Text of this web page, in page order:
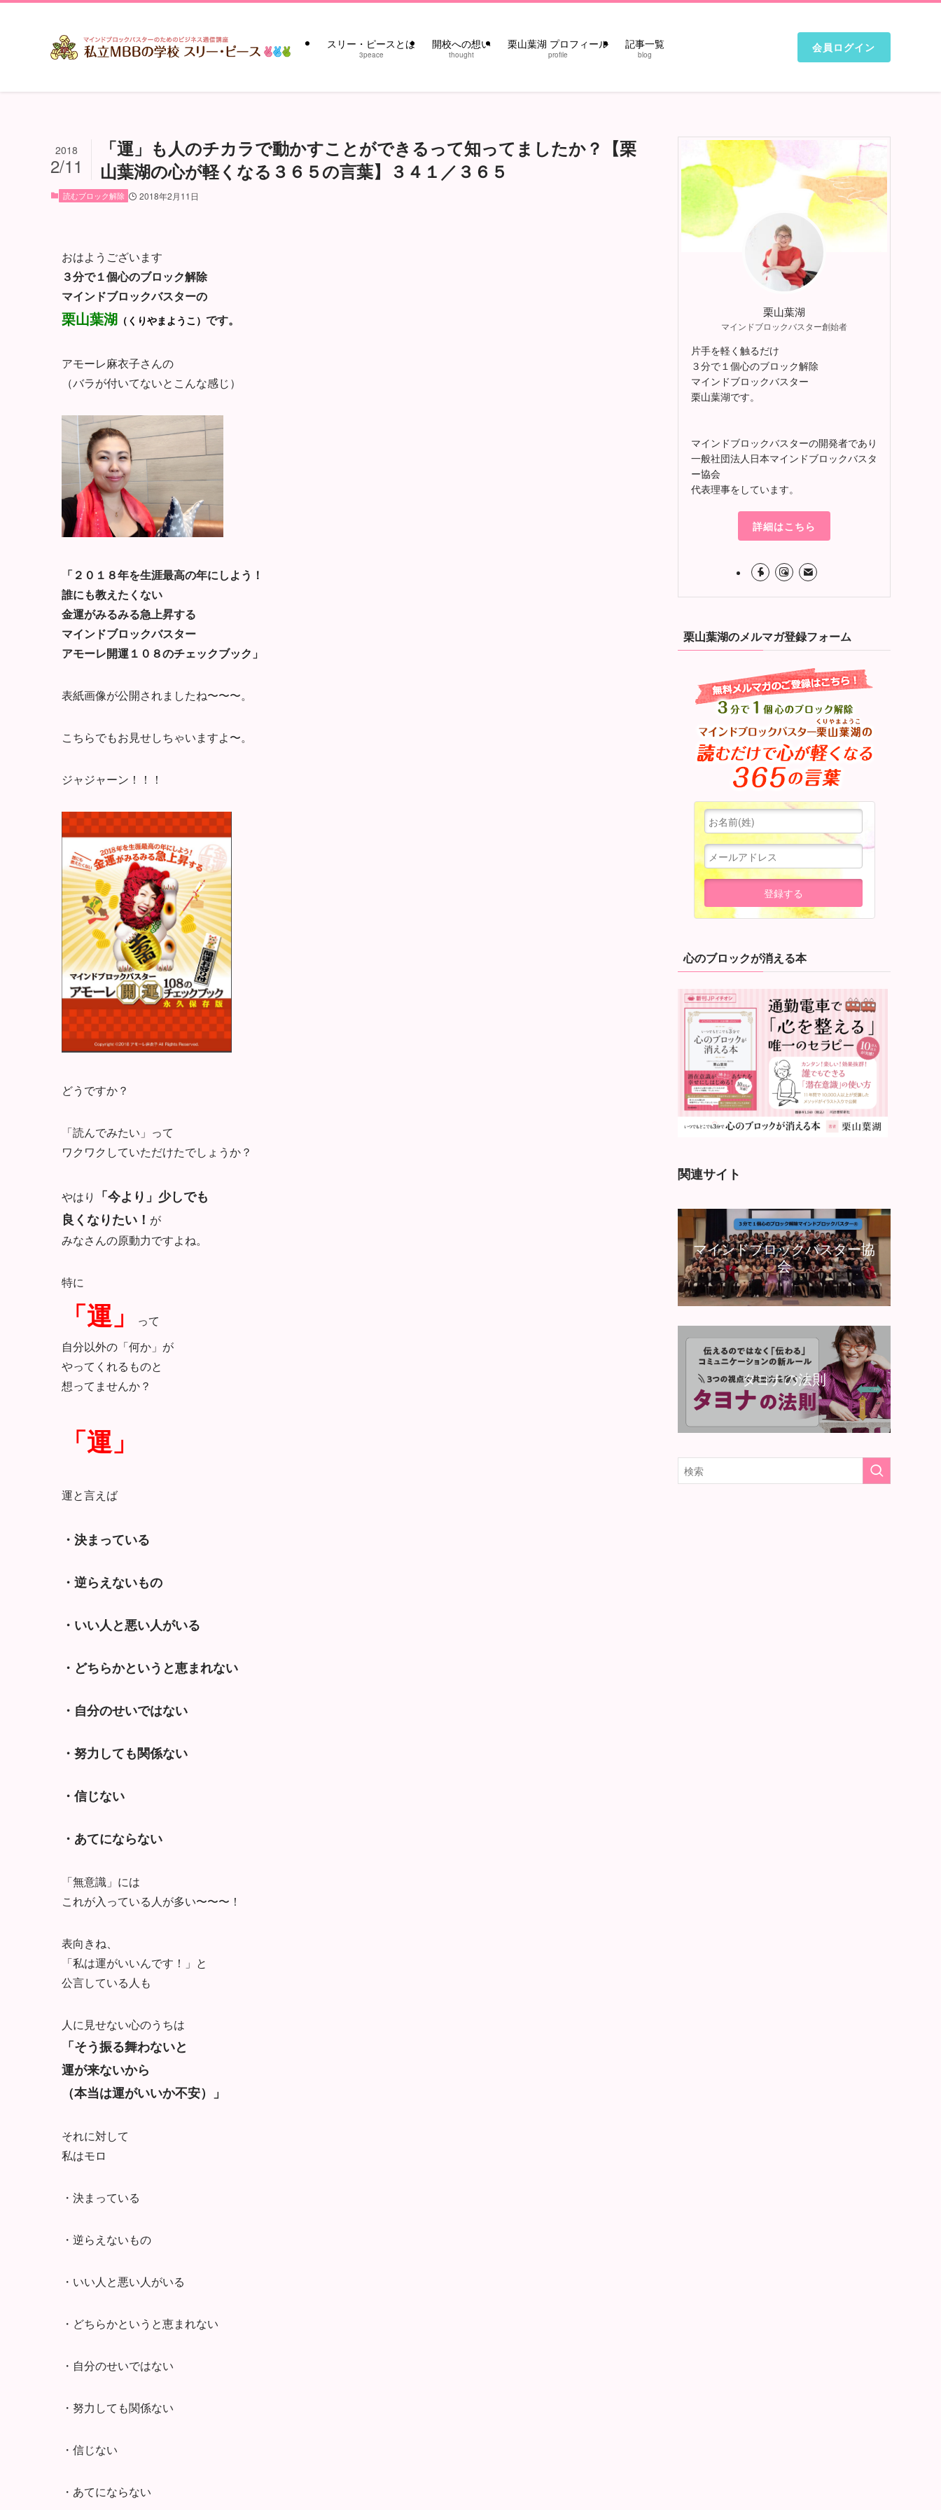
スリー・ピースとは
3peace
開校への想い
thought
栗山葉湖 プロフィール
profile
記事一覧
blog
会員ログイン
「運」も人のチカラで動かすことができるって知ってましたか？【栗
山葉湖の心が軽くなる３６５の言葉】３４１／３６５
2018
2/11
読むブロック解除 2018年2月11日
おはようございます
３分で１個心のブロック解除
マインドブロックバスターの
栗山葉湖 （くりやまようこ） です。
アモーレ麻衣子さんの
（バラが付いてないとこんな感じ）
「２０１８年を生涯最高の年にしよう！
誰にも教えたくない
金運がみるみる急上昇する
マインドブロックバスター
アモーレ開運１０８のチェックブック」
表紙画像が公開されましたね〜〜〜。
こちらでもお見せしちゃいますよ〜。
ジャジャーン！！！
どうですか？
「読んでみたい」って
ワクワクしていただけたでしょうか？
やはり
「今より」少しでも
良くなりたい！ が
みなさんの原動力ですよね。
特に
「運」
って
自分以外の「何か」が
やってくれるものと
想ってませんか？
「運」
運と言えば
・決まっている
・逆らえないもの
・いい人と悪い人がいる
・どちらかというと恵まれない
・自分のせいではない
・努力しても関係ない
・信じない
・あてにならない
「無意識」には
これが入っている人が多い〜〜〜！
表向きね、
「私は運がいいんです！」と
公言している人も
人に見せない心のうちは
「そう振る舞わないと
運が来ないから
（本当は運がいいか不安）」
それに対して
私はモロ
・決まっている
・逆らえないもの
・いい人と悪い人がいる
・どちらかというと恵まれない
・自分のせいではない
・努力しても関係ない
・信じない
・あてにならない
栗山葉湖
マインドブロックバスター創始者
片手を軽く触るだけ
３分で１個心のブロック解除
マインドブロックバスター
栗山葉湖です。
マインドブロックバスターの開発者であり
一般社団法人日本マインドブロックバスタ
ー協会
代表理事をしています。
詳細はこちら
栗山葉湖のメルマガ登録フォーム
心のブロックが消える本
関連サイト
マインドブロックバスター協
会
タヨナの法則